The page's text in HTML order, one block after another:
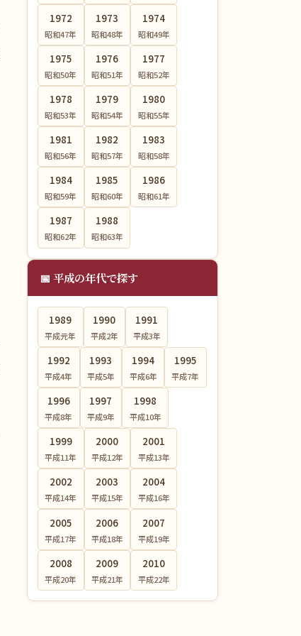
1972
昭和47年
1973
昭和48年
1974
昭和49年
1975
昭和50年
1976
昭和51年
1977
昭和52年
1978
昭和53年
1979
昭和54年
1980
昭和55年
1981
昭和56年
1982
昭和57年
1983
昭和58年
1984
昭和59年
1985
昭和60年
1986
昭和61年
1987
昭和62年
1988
昭和63年
📅 平成の年代で探す
1989
平成元年
1990
平成2年
1991
平成3年
1992
平成4年
1993
平成5年
1994
平成6年
1995
平成7年
1996
平成8年
1997
平成9年
1998
平成10年
1999
平成11年
2000
平成12年
2001
平成13年
2002
平成14年
2003
平成15年
2004
平成16年
2005
平成17年
2006
平成18年
2007
平成19年
2008
平成20年
2009
平成21年
2010
平成22年